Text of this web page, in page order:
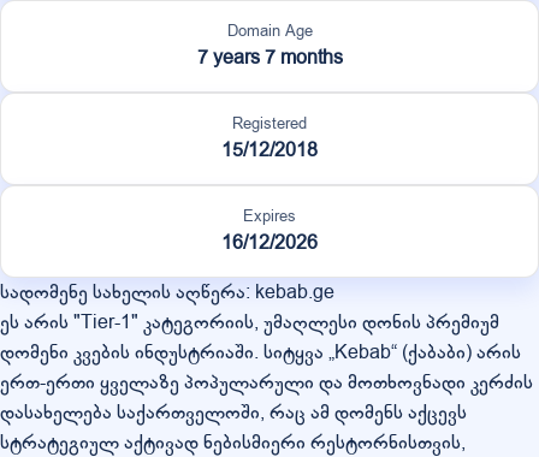
Domain Age
7 years 7 months
Registered
15/12/2018
Expires
16/12/2026
სადომენე სახელის აღწერა: kebab.ge
ეს არის "Tier-1" კატეგორიის, უმაღლესი დონის პრემიუმ
დომენი კვების ინდუსტრიაში. სიტყვა „Kebab“ (ქაბაბი) არის
ერთ-ერთი ყველაზე პოპულარული და მოთხოვნადი კერძის
დასახელება საქართველოში, რაც ამ დომენს აქცევს
სტრატეგიულ აქტივად ნებისმიერი რესტორნისთვის,